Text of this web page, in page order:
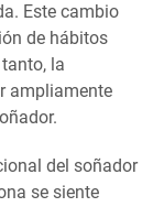
Este cambio
de hábitos
la
ampliamente
del soñador
se siente